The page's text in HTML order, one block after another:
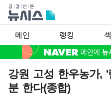
메인 랭킹
강원 고성 한우농가,
분 한다(종합)